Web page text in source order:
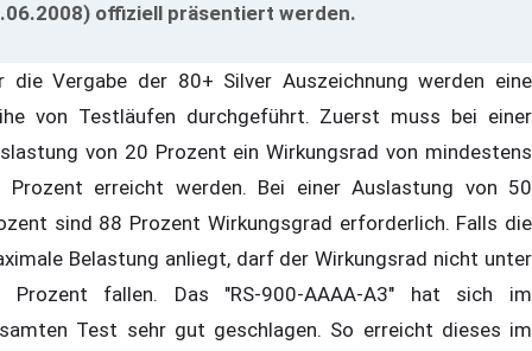
offiziell präsentiert werden.
die Vergabe der 80+ Silver Auszeichnung werden eine
von Testläufen durchgeführt. Zuerst muss bei einer
von 20 Prozent ein Wirkungsrad von mindestens
Prozent erreicht werden. Bei einer Auslastung von 50
sind 88 Prozent Wirkungsgrad erforderlich. Falls die
Belastung anliegt, darf der Wirkungsrad nicht unter
Prozent fallen. Das "RS-900-AAAA-A3" hat sich im
Test sehr gut geschlagen. So erreicht dieses im